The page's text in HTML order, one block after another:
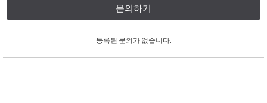
문의하기
등록된 문의가 없습니다.